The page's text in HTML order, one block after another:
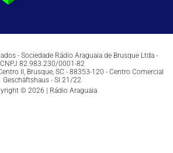
- Sociedade Rádio Araguaia de Brusque Ltda -
CNPJ 82.983.230/0001-82
II, Brusque, SC - 88353-120 - Centro Comercial
Geschäftshaus - Sl 21/22
© 2026 | Rádio Araguaia